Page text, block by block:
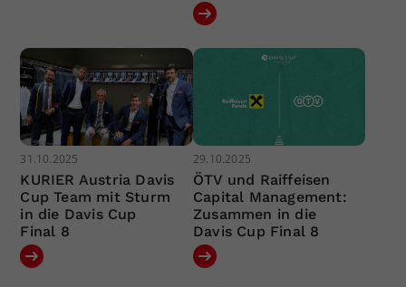
31.10.2025
KURIER Austria Davis
Cup Team mit Sturm
in die Davis Cup
Final 8
29.10.2025
ÖTV und Raiffeisen
Capital Management:
Zusammen in die
Davis Cup Final 8